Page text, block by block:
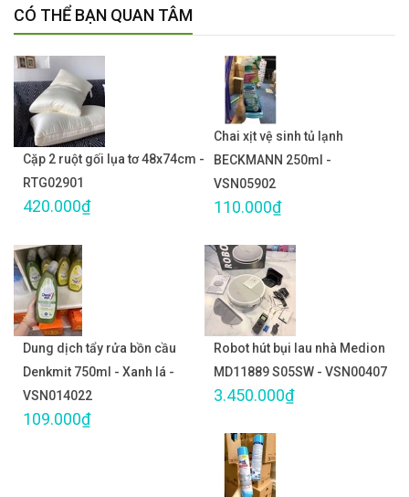
CÓ THỂ BẠN QUAN TÂM
Cặp 2 ruột gối lụa tơ 48x74cm -
RTG02901
420.000₫
Chai xịt vệ sinh tủ lạnh
BECKMANN 250ml -
VSN05902
110.000₫
Dung dịch tẩy rửa bồn cầu
Denkmit 750ml - Xanh lá -
VSN014022
109.000₫
Robot hút bụi lau nhà Medion
MD11889 S05SW - VSN00407
3.450.000₫